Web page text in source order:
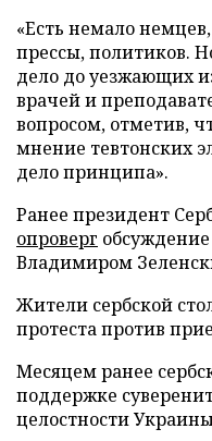
«Есть немало
прессы, политиков.
дело до уезжающих
врачей и
вопросом, отметив,
мнение тевтонских
дело принципа».
Ранее президент
опроверг
Владимиром
Жители сербской
протеста против
Месяцем ранее
поддержке
целостности